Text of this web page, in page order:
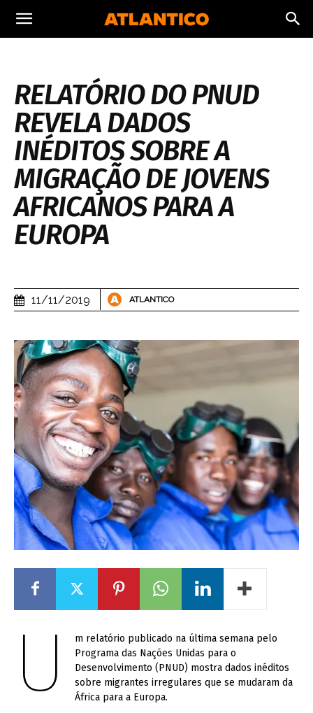
RELATÓRIO DO PNUD
REVELA DADOS
INÉDITOS SOBRE A
MIGRAÇÃO DE JOVENS
AFRICANOS PARA A
EUROPA
11/11/2019 ATLANTICO
U
m relatório publicado na última semana pelo
Programa das Nações Unidas para o
Desenvolvimento (PNUD) mostra dados inéditos
sobre migrantes irregulares que se mudaram da
África para a Europa.